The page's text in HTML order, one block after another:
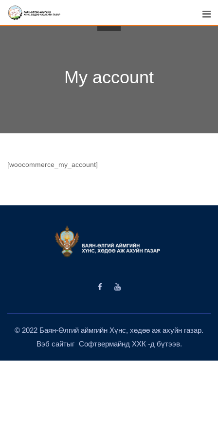
Skip
My account
[woocommerce_my_account]
© 2022 Баян-Өлгий аймгийн Хүнс, хөдөө аж ахуйн газар.
Вэб сайтыг Софтвермайнд ХХК -д бүтээв.